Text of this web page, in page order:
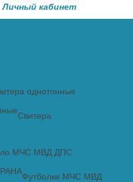
Личный кабинет
однотонные
Свитера
МЧС МВД ДПС
Футболки МЧС МВД